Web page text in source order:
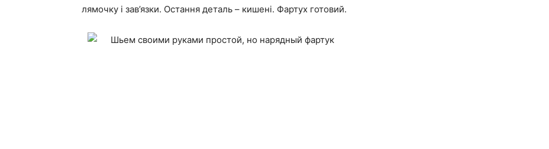
лямочку і зав’язки. Остання деталь – кишені. Фартух готовий.